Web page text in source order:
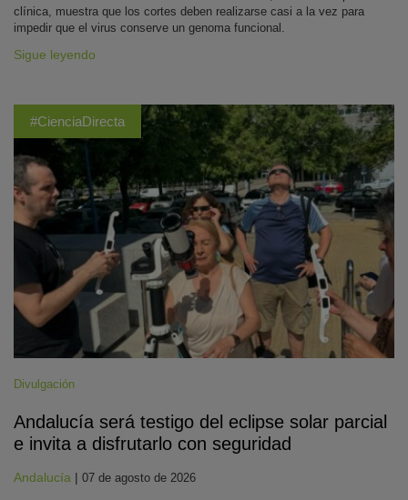
clínica, muestra que los cortes deben realizarse casi a la vez para
impedir que el virus conserve un genoma funcional.
Sigue leyendo
#CienciaDirecta
Divulgación
Andalucía será testigo del eclipse solar parcial
e invita a disfrutarlo con seguridad
Andalucía | 07 de agosto de 2026